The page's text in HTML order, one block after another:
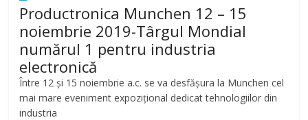
Productronica Munchen 12 – 15
noiembrie 2019-Târgul Mondial
numărul 1 pentru industria
electronică
Între 12 și 15 noiembrie a.c. se va desfășura la Munchen cel
mai mare eveniment expozițional dedicat tehnologiilor din
industria